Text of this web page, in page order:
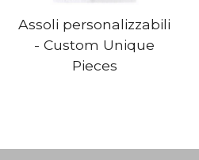
Assoli personalizzabili
- Custom Unique
Pieces